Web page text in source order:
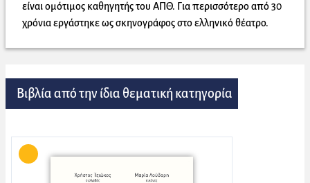
είναι ομότιμος καθηγητής του ΑΠΘ. Για περισσότερο από 30
χρόνια εργάστηκε ως σκηνογράφος στο ελληνικό θέατρο.
Βιβλία από την ίδια θεματική κατηγορία